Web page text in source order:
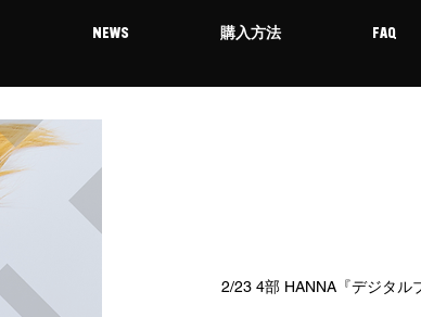
NEWS 購入方法 FAQ
2/23 4部 HANNA『デジタル